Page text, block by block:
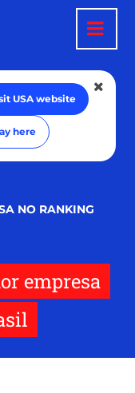
USA website
here
NO RANKING
empresa